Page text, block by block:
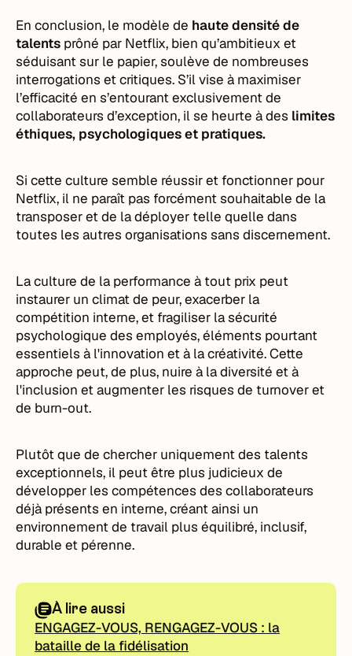
En conclusion, le modèle de haute densité de
talents prôné par Netflix, bien qu’ambitieux et
séduisant sur le papier, soulève de nombreuses
interrogations et critiques. S’il vise à maximiser
l’efficacité en s’entourant exclusivement de
collaborateurs d’exception, il se heurte à des limites
éthiques, psychologiques et pratiques.
Si cette culture semble réussir et fonctionner pour
Netflix, il ne paraît pas forcément souhaitable de la
transposer et de la déployer telle quelle dans
toutes les autres organisations sans discernement.
La culture de la performance à tout prix peut
instaurer un climat de peur, exacerber la
compétition interne, et fragiliser la sécurité
psychologique des employés, éléments pourtant
essentiels à l'innovation et à la créativité. Cette
approche peut, de plus, nuire à la diversité et à
l'inclusion et augmenter les risques de turnover et
de burn-out.
Plutôt que de chercher uniquement des talents
exceptionnels, il peut être plus judicieux de
développer les compétences des collaborateurs
déjà présents en interne, créant ainsi un
environnement de travail plus équilibré, inclusif,
durable et pérenne.
À lire aussi
ENGAGEZ-VOUS, RENGAGEZ-VOUS : la
bataille de la fidélisation